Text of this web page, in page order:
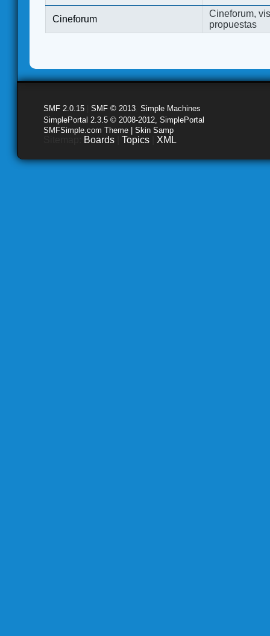
Cineforum
Cineforum,
propuestas
SMF 2.0.15 SMF © 2013 Simple Machines
SimplePortal 2.3.5 © 2008-2012, SimplePortal
SMFSimple.com Theme | Skin Samp
Boards Topics XML